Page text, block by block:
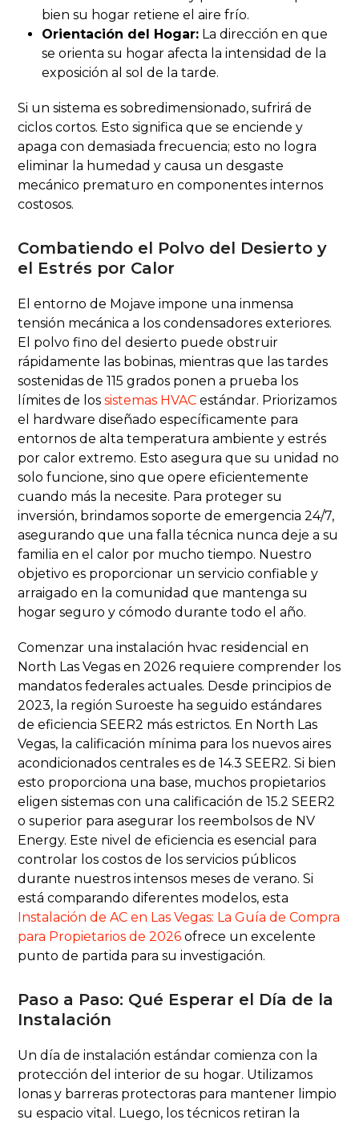
bien su hogar retiene el aire frío.
Orientación del Hogar: La dirección en que
se orienta su hogar afecta la intensidad de la
exposición al sol de la tarde.
Si un sistema es sobredimensionado, sufrirá de
ciclos cortos. Esto significa que se enciende y
apaga con demasiada frecuencia; esto no logra
eliminar la humedad y causa un desgaste
mecánico prematuro en componentes internos
costosos.
Combatiendo el Polvo del Desierto y
el Estrés por Calor
El entorno de Mojave impone una inmensa
tensión mecánica a los condensadores exteriores.
El polvo fino del desierto puede obstruir
rápidamente las bobinas, mientras que las tardes
sostenidas de 115 grados ponen a prueba los
límites de lossistemas HVAC estándar. Priorizamos
el hardware diseñado específicamente para
entornos de alta temperatura ambiente y estrés
por calor extremo. Esto asegura que su unidad no
solo funcione, sino que opere eficientemente
cuando más la necesite. Para proteger su
inversión, brindamos soporte de emergencia 24/7,
asegurando que una falla técnica nunca deje a su
familia en el calor por mucho tiempo. Nuestro
objetivo es proporcionar un servicio confiable y
arraigado en la comunidad que mantenga su
hogar seguro y cómodo durante todo el año.
Comenzar una instalación hvac residencial en
North Las Vegas en 2026 requiere comprender los
mandatos federales actuales. Desde principios de
2023, la región Suroeste ha seguido estándares
de eficiencia SEER2 más estrictos. En North Las
Vegas, la calificación mínima para los nuevos aires
acondicionados centrales es de 14.3 SEER2. Si bien
esto proporciona una base, muchos propietarios
eligen sistemas con una calificación de 15.2 SEER2
o superior para asegurar los reembolsos de NV
Energy. Este nivel de eficiencia es esencial para
controlar los costos de los servicios públicos
durante nuestros intensos meses de verano. Si
está comparando diferentes modelos, esta
Instalación de AC en Las Vegas: La Guía de Compra
para Propietarios de 2026 ofrece un excelente
punto de partida para su investigación.
Paso a Paso: Qué Esperar el Día de la
Instalación
Un día de instalación estándar comienza con la
protección del interior de su hogar. Utilizamos
lonas y barreras protectoras para mantener limpio
su espacio vital. Luego, los técnicos retiran la